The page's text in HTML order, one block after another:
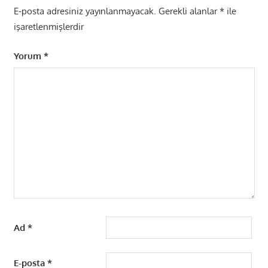
E-posta adresiniz yayınlanmayacak. Gerekli alanlar*ile
işaretlenmişlerdir
Yorum *
Ad *
E-posta *